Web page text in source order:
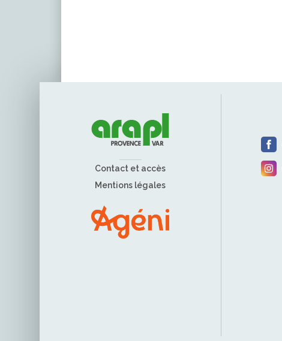
Contact et accès
Mentions légales